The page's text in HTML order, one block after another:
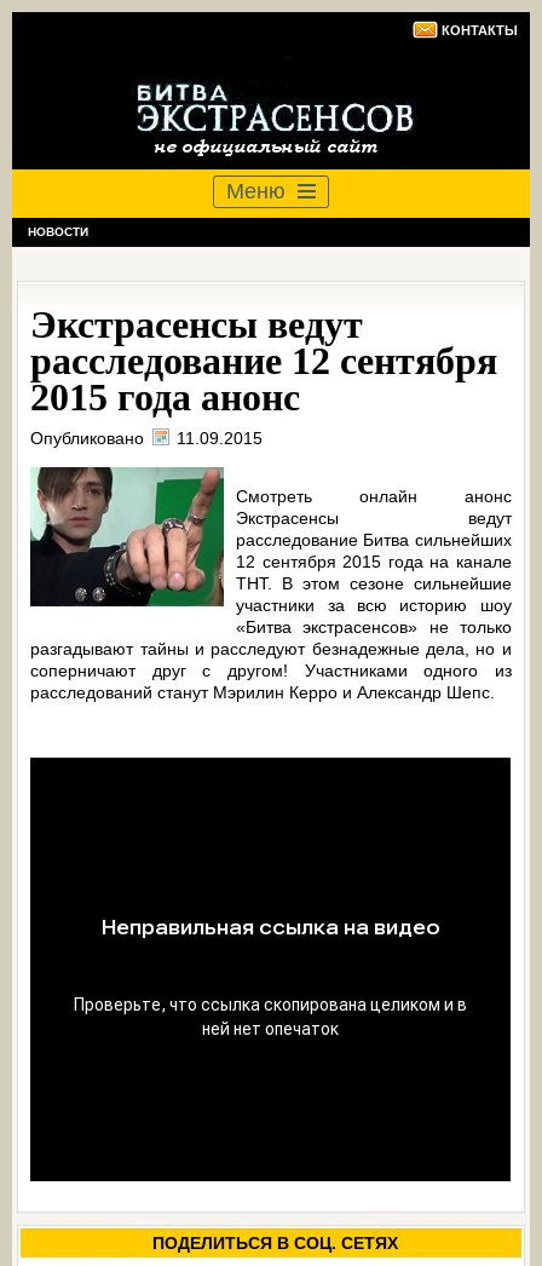
КОНТАКТЫ
Меню
НОВОСТИ
Экстрасенсы ведут
расследование 12 сентября
2015 года анонс
Опубликовано 11.09.2015
Смотреть онлайн анонс
Экстрасенсы ведут
расследование Битва сильнейших
12 сентября 2015 года на канале
ТНТ. В этом сезоне сильнейшие
участники за всю историю шоу
«Битва экстрасенсов» не только
разгадывают тайны и расследуют безнадежные дела, но и
соперничают друг с другом! Участниками одного из
расследований станут Мэрилин Керро и Александр Шепс.
ПОДЕЛИТЬСЯ В СОЦ. СЕТЯХ